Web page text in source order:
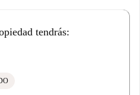
tendrás: